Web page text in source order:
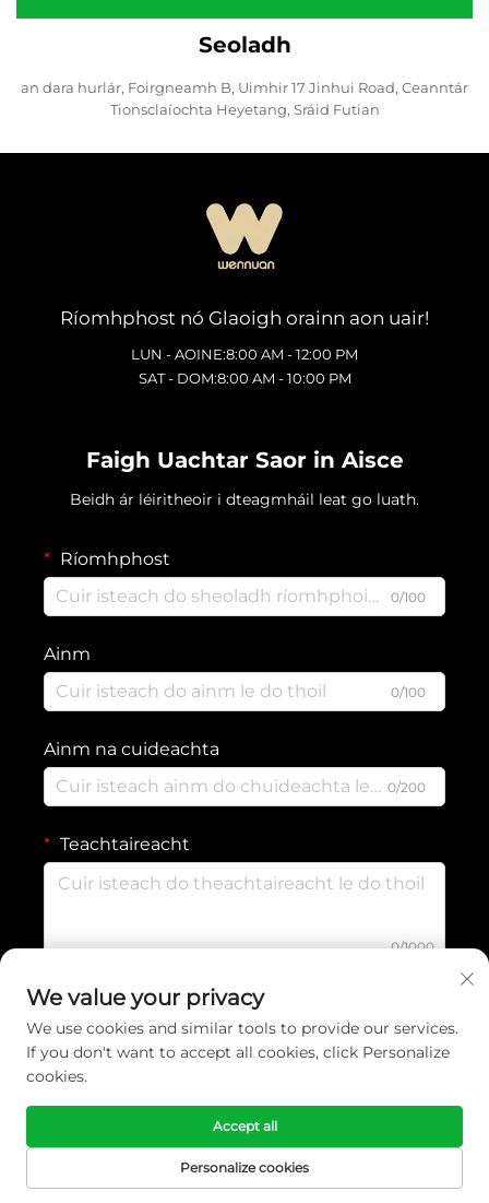
Seoladh
an dara hurlár, Foirgneamh B, Uimhir 17 Jinhui Road, Ceanntár
Tionsclaíochta Heyetang, Sráid Futian
Ríomhphost nó Glaoigh orainn aon uair!
LUN - AOINE:8:00 AM - 12:00 PM
SAT - DOM:8:00 AM - 10:00 PM
Faigh Uachtar Saor in Aisce
Beidh ár léiritheoir i dteagmháil leat go luath.
Ríomhphost
0/100
Ainm
0/100
Ainm na cuideachta
0/200
Teachtaireacht
0/1000
SEOL
Cóipcheart © 2026 Yiwu Wennuan Clothing Co., Ltd. Ltd. Gach ceart
agus gach údarás sásta. -Beartas Príobháideachta
We value your privacy
We use cookies and similar tools to provide our services.
If you don't want to accept all cookies, click Personalize
cookies.
Personalize cookies
Accept all